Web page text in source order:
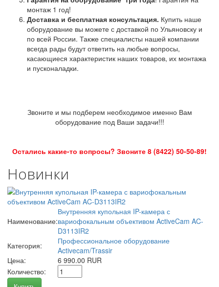
монтаж 1 год!
Доставка и бесплатная консультация. Купить наше
оборудование вы можете с доставкой по Ульяновску и
по всей России. Также специалисты нашей компании
всегда рады будут ответить на любые вопросы,
касающиеся характеристик наших товаров, их монтажа
и пусконаладки.
Звоните и мы подберем необходимое именно Вам
оборудование под Ваши задачи!!!
Остались какие-то вопросы? Звоните 8 (8422) 50-50-89!
Новинки
Наименование:
Внутренняя купольная IP-камера с
вариофокальным объективом ActiveCam AC-
D3113IR2
Категория:
Профессиональное оборудование
Activecam/Trassir
Цена:
6 990.00 RUR
Количество: